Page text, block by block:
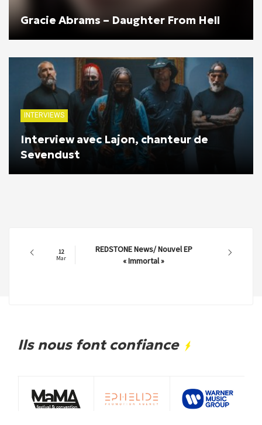
Gracie Abrams – Daughter From Hell
INTERVIEWS
Interview avec Lajon, chanteur de
Sevendust
12
Mar
REDSTONE News/ Nouvel EP
« Immortal »
Ils nous font confiance